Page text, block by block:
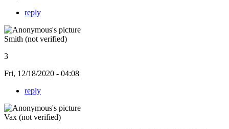
reply
Smith (not verified)
3
Fri, 12/18/2020 - 04:08
reply
Vax (not verified)